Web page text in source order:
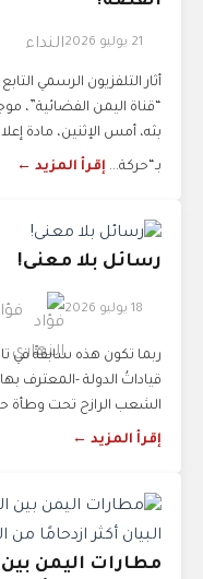
21 يوليو 2026 النداء
أثار التلفزيون الرسمي
“قناة اليمن الفضائية”،
بثه، أمس الإثنين، مادة
بـ“حركة... إقرأ المزيد ←
رسائل بلا معنى!
18 يوليو 2026
ربما تكون هذه سابقةً في
قياداتُ الدولة -المعترف
الشعب الرازح تحت وطأة
إقرأ المزيد ←
مطارات اليمن بين